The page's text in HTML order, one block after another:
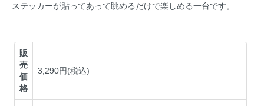
ステッカーが貼ってあって眺めるだけで楽しめる一台です。
販
売
価
格
3,290円(税込)